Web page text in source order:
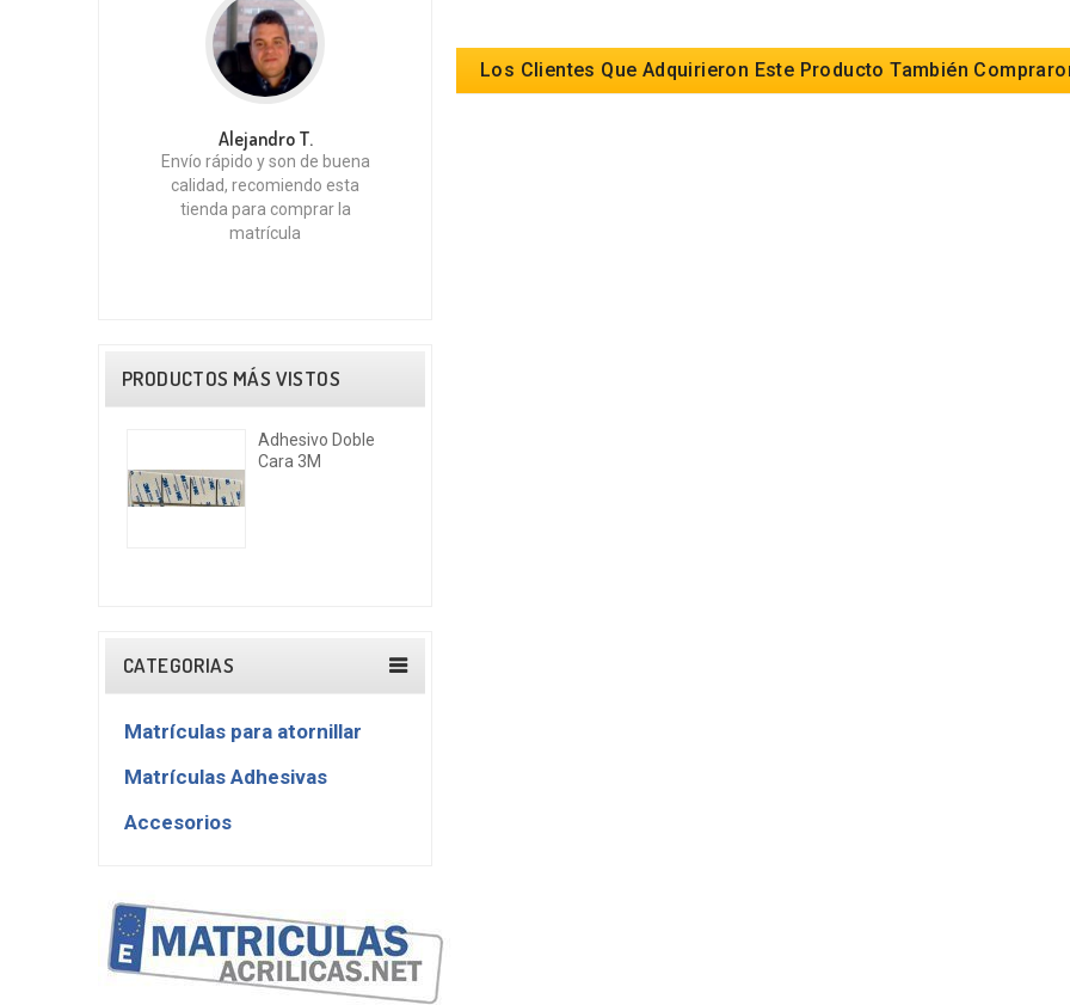
Alejandro T.
Envío rápido y son de buena
calidad, recomiendo esta
tienda para comprar la
matrícula
PRODUCTOS MÁS VISTOS
Adhesivo Doble
Cara 3M
CATEGORIAS
Matrículas para atornillar
Matrículas Adhesivas
Accesorios
Los Clientes Que Adquirieron Este Producto También